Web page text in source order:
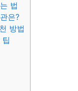
법
은?
방법